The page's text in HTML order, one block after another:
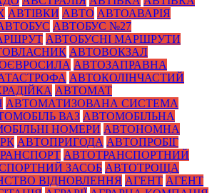
АВТІВКИ АВТО АВТОАВАРІЯ
АВТОБУС №27
АВТОБУСНІ МАРШРУТИ
АВТОВОКЗАЛ
АВТОЗАПРАВНА
АВТОКОЛІНЧАСТИЙ
АВТОМАТ
АВТОМАТИЗОВАНА СИСТЕМА
ВАЗ АВТОМОБІЛЬНА
НОМЕРИ АВТОНОМНА
АВТОПРИГОДА АВТОПРОБІГ
АВТОТРАНСПОРТНИЙ
ЗАСОБ АВТОТРОЩА
ВІДНОВЛЕННЯ АГЕНТ АГЕНТ